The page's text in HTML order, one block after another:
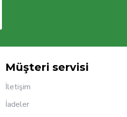
Müşteri servisi
İletişim
İadeler